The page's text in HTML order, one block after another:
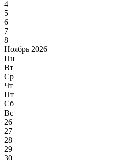
4
5
6
7
8
Ноябрь 2026
Пн
Вт
Ср
Чт
Пт
Сб
Вс
26
27
28
29